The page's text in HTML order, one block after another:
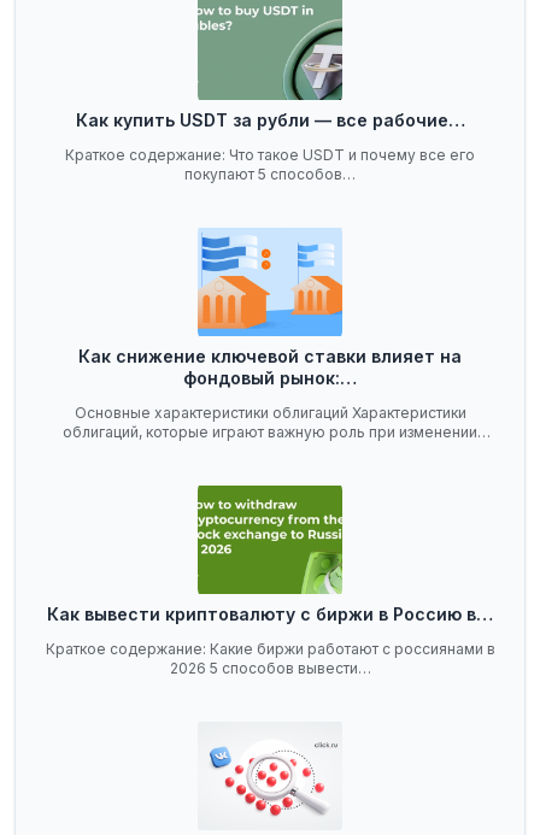
Как купить USDT за рубли — все рабочие…
Краткое содержание: Что такое USDT и почему все его
покупают 5 способов…
Как снижение ключевой ставки влияет на
фондовый рынок:…
Основные характеристики облигаций Характеристики
облигаций, которые играют важную роль при изменении
Как вывести криптовалюту с биржи в Россию в…
Краткое содержание: Какие биржи работают с россиянами в
2026 5 способов вывести…